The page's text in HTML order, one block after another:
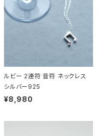
ルビー 2連符 音符 ネックレス
シルバー925
¥8,980